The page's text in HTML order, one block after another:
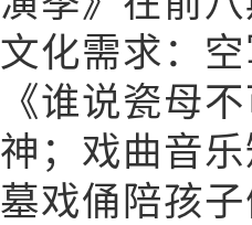
文化需求：
《谁说瓷母
神；戏曲音
墓戏俑陪孩